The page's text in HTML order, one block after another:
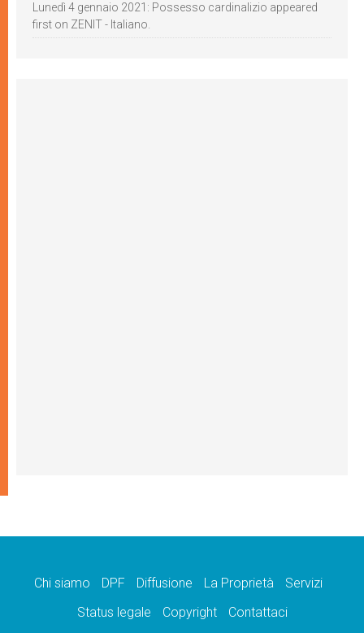
Lunedì 4 gennaio 2021: Possesso cardinalizio appeared
first on ZENIT - Italiano.
Chi siamo DPF Diffusione La Proprietà
Servizi
Status legale
Copyright Contattaci